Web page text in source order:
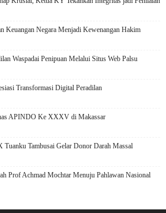
Keuangan Negara Menjadi Kewenangan Hakim
Waspadai Penipuan Melalui Situs Web Palsu
Transformasi Digital Peradilan
APINDO Ke XXXV di Makassar
Tambusai Gelar Donor Darah Massal
Prof Achmad Mochtar Menuju Pahlawan Nasional